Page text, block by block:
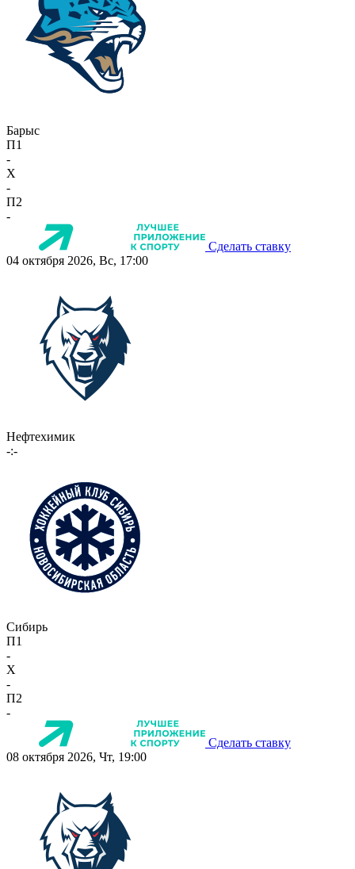
Барыс
П1
-
X
-
П2
-
Сделать ставку
04 октября 2026, Вс, 17:00
Нефтехимик
-:-
Сибирь
П1
-
X
-
П2
-
Сделать ставку
08 октября 2026, Чт, 19:00